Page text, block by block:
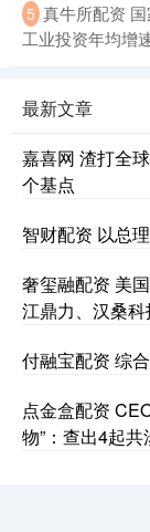
5 真牛所配资
工业投资年均增
最新文章
嘉喜网 渣打全
个基点
智财配资 以总
奢玺融配资 美
江鼎力、汉桑
付融宝配资 综
点金盒配资
物”：查出4起